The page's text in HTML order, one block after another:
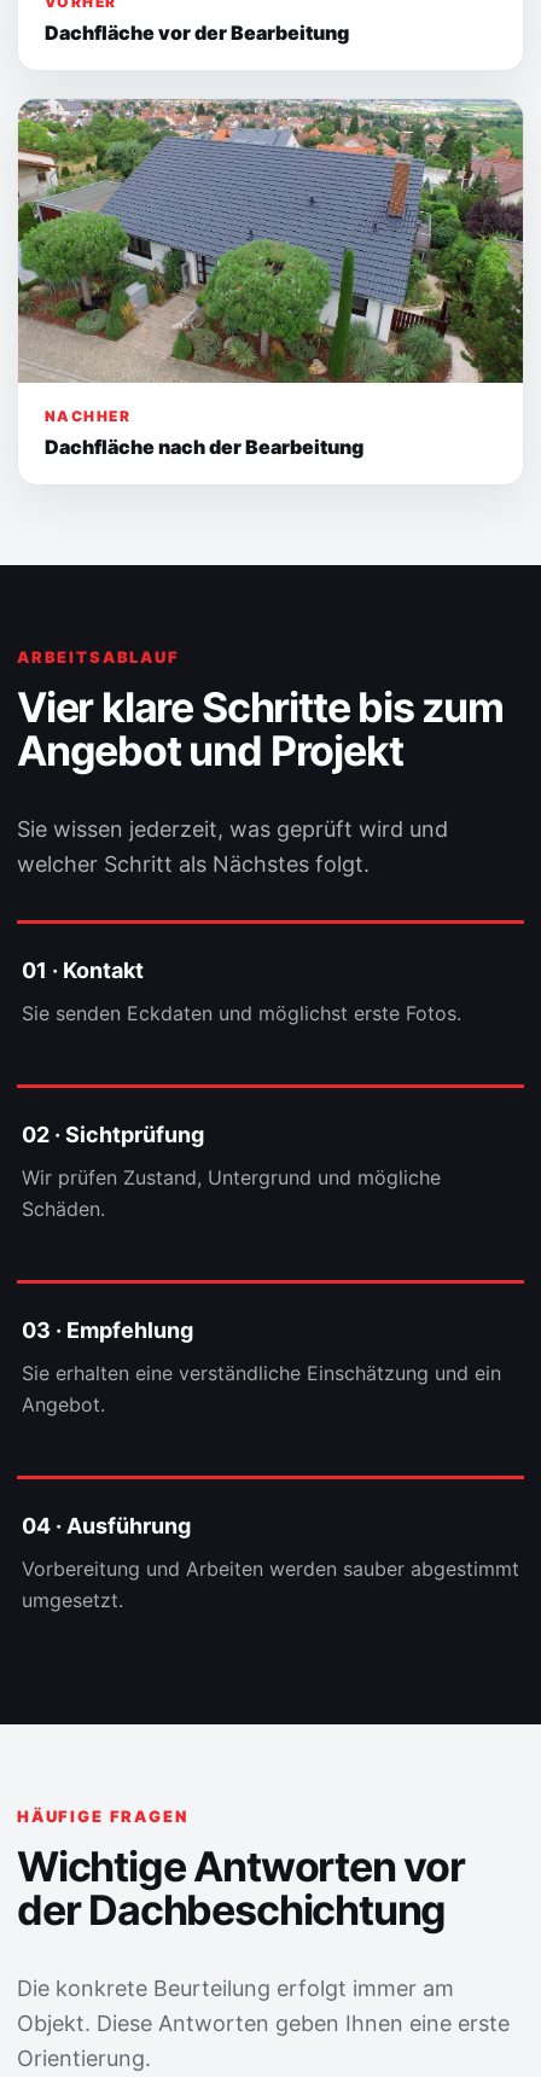
Dachfläche vor der Bearbeitung
NACHHER
Dachfläche nach der Bearbeitung
ARBEITSABLAUF
Vier klare Schritte bis zum
Angebot und Projekt
Sie wissen jederzeit, was geprüft wird und
welcher Schritt als Nächstes folgt.
01 · Kontakt
Sie senden Eckdaten und möglichst erste Fotos.
02 · Sichtprüfung
Wir prüfen Zustand, Untergrund und mögliche
Schäden.
03 · Empfehlung
Sie erhalten eine verständliche Einschätzung und ein
Angebot.
04 · Ausführung
Vorbereitung und Arbeiten werden sauber abgestimmt
umgesetzt.
HÄUFIGE FRAGEN
Wichtige Antworten vor
der Dachbeschichtung
Die konkrete Beurteilung erfolgt immer am
Objekt. Diese Antworten geben Ihnen eine erste
Orientierung.